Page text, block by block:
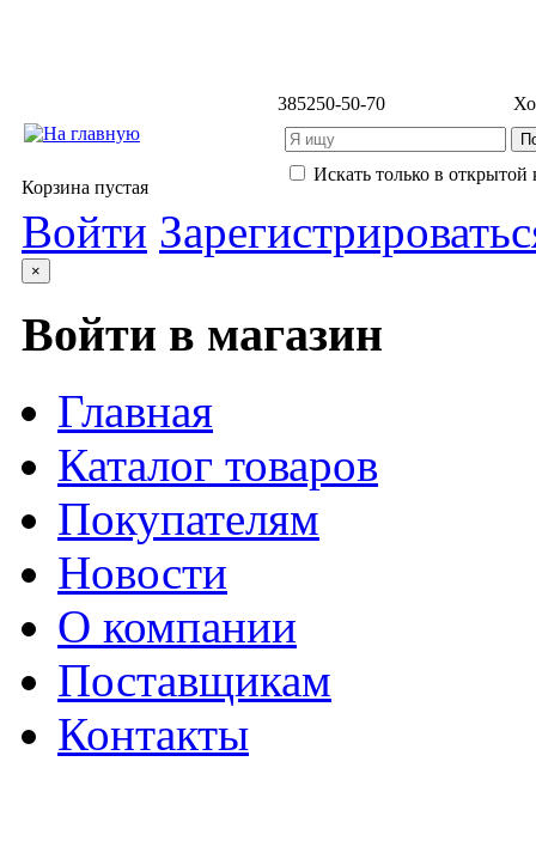
385250-50-70
Искать только в открытой
Корзина пустая
Войти
×
Войти в магазин
Главная
Каталог товаров
Покупателям
Новости
О компании
Поставщикам
Контакты